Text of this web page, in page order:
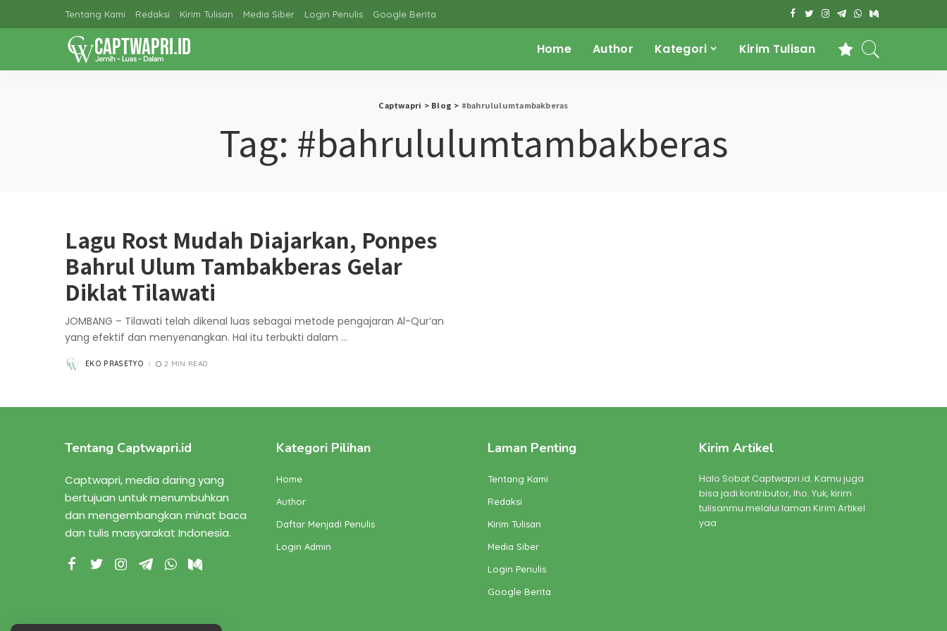
Tentang Kami Redaksi Kirim Tulisan Media Siber Login Penulis Google Berita
Home Author Kategori Kirim Tulisan
Captwapri > Blog > #bahrululumtambakberas
Tag: #bahrululumtambakberas
Lagu Rost Mudah Diajarkan, Ponpes
Bahrul Ulum Tambakberas Gelar
Diklat Tilawati
JOMBANG – Tilawati telah dikenal luas sebagai metode pengajaran Al-Qur’an
yang efektif dan menyenangkan. Hal itu terbukti dalam ...
POSTED
BY
EKO PRASETYO 2 MIN READ
Tentang Captwapri.id
Captwapri, media daring yang
bertujuan untuk menumbuhkan
dan mengembangkan minat baca
dan tulis masyarakat Indonesia.
Kategori Pilihan
Home
Author
Daftar Menjadi Penulis
Login Admin
Laman Penting
Tentang Kami
Redaksi
Kirim Tulisan
Media Siber
Login Penulis
Google Berita
Kirim Artikel
Halo Sobat Captwapri.id. Kamu juga
bisa jadi kontributor, lho. Yuk, kirim
tulisanmu melalui laman Kirim Artikel
yaa